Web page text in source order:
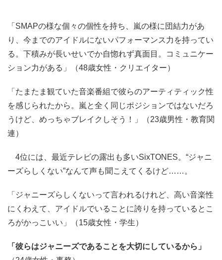
「SMAPの様な個々の個性を持ち、嵐の様に団結力があ
り、今までのアイドルにないパフォーマンス力を持ってい
る。下積みが長いせいでか自惚れず真面目。コミュニケー
ション力がある」（48歳女性・クリエイター）
「たまたま観ていた音楽番組で彼らのアーティティック性
を感じられたから。嵐と全く同じポジションではないだろ
うけど、めっちゃブレイクしそう！」（23歳男性・教育関
連）
4位には、最近テレビの露出も多いSixTONES。“ジャニ
ーズらしくない”なんて声も聞こえてくるけど……。
「ジャニーズらしくないって言われるけれど、高い音楽性
にくわえて、アイドルでいることに誇りを持っているとこ
ろがかっこいい」（15歳女性・学生）
「彼らはジャニーズであることを大切にしているから」